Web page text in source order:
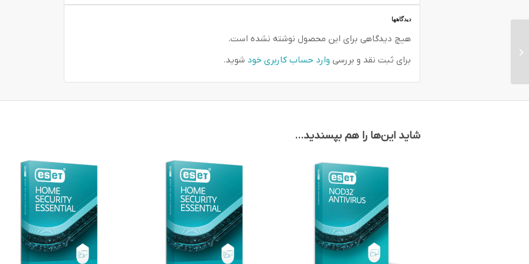
دیدگاهها
هیچ دیدگاهی برای این محصول نوشته نشده است.
برای ثبت نقد و بررسی وارد حساب کاربری خود شوید.
شاید این‌ها را هم بپسندید…
لایسنس آنتی ویروس نود